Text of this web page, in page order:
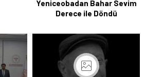
Yeniceobadan Bahar Sevim
Derece ile Döndü